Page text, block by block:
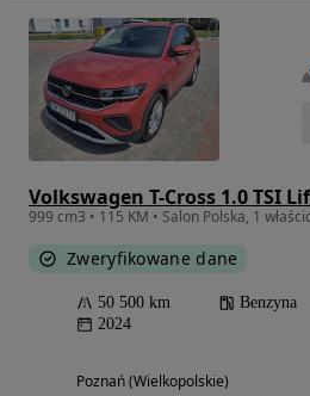
Volkswagen T-Cross 1.0 TSI
999 cm3 • 115 KM • Salon Polska, 1
Zweryfikowane dane
50 500 km Benzyna
2024
Poznań (Wielkopolskie)